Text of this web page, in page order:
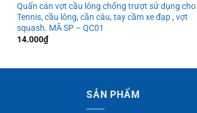
Quấn cán vợt cầu lông chống trượt sử dụng cho
Tennis, cầu lông, cần câu, tay cầm xe đạp , vợt
squash. MÃ SP – QC01
14.000₫
SẢN PHẨM